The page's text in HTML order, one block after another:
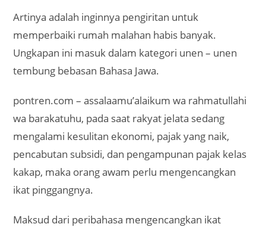
Artinya adalah inginnya pengiritan untuk
memperbaiki rumah malahan habis banyak.
Ungkapan ini masuk dalam kategori unen – unen
tembung bebasan Bahasa Jawa.
pontren.com – assalaamu’alaikum wa rahmatullahi
wa barakatuhu, pada saat rakyat jelata sedang
mengalami kesulitan ekonomi, pajak yang naik,
pencabutan subsidi, dan pengampunan pajak kelas
kakap, maka orang awam perlu mengencangkan
ikat pinggangnya.
Maksud dari peribahasa mengencangkan ikat